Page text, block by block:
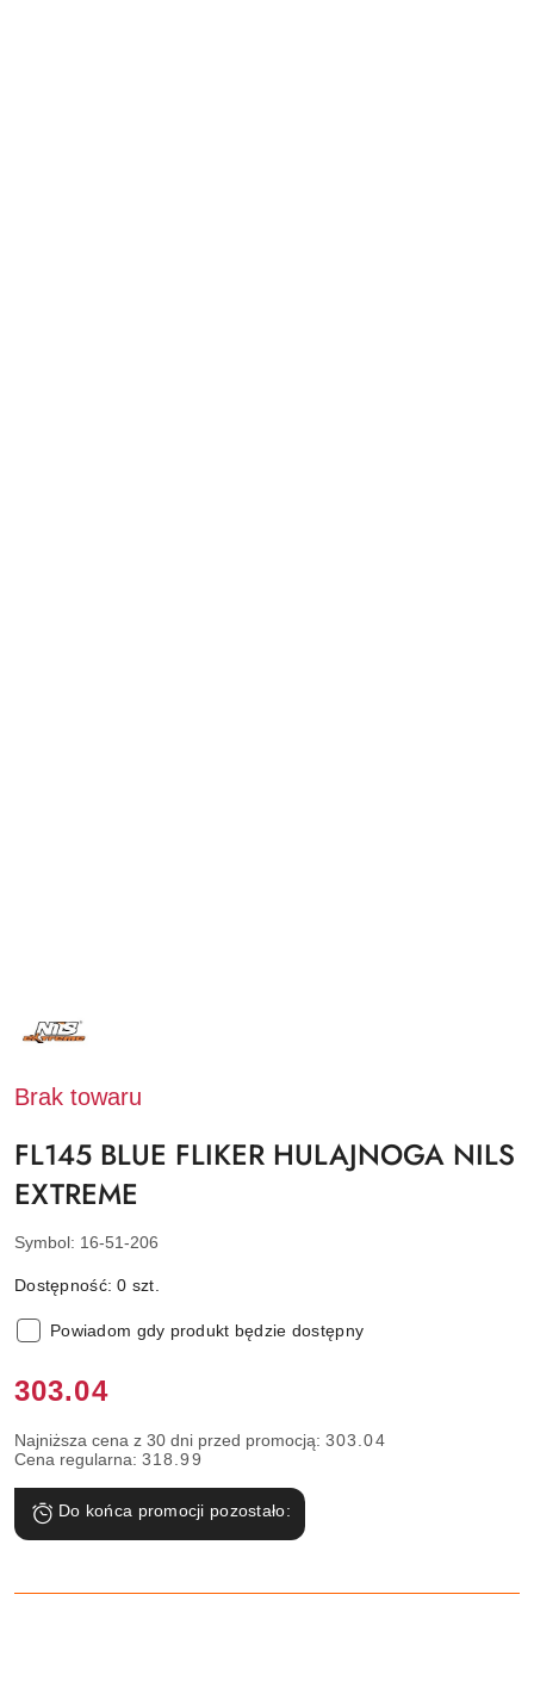
PRODUCENTA:
NILS
Brak towaru
FL145 BLUE FLIKER HULAJNOGA NILS
EXTREME
Symbol: 16-51-206
Dostępność:0 szt.
Powiadom gdy produkt będzie dostępny
Cena:
303.04
Najniższa cena z 30 dni przed promocją: 303.04
Cena regularna: 318.99
Do końca promocji pozostało: